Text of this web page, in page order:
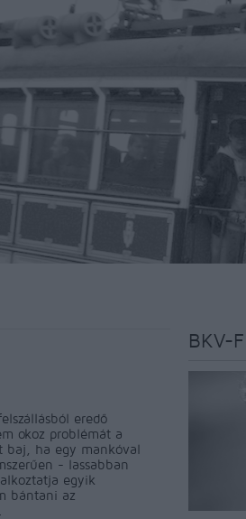
eredő
okoz problémát a
baj, ha egy mankóval
- lassabban
egyik
bántani az
BKV-